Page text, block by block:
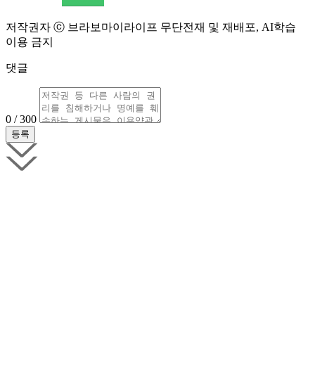
저작권자 ⓒ 브라보마이라이프 무단전재 및 재배포, AI학습
이용 금지
댓글
0 / 300